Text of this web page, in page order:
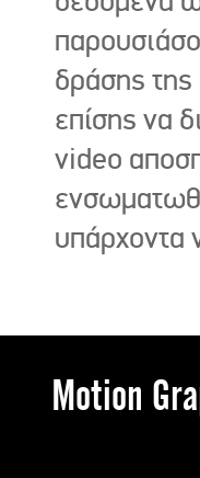
δράσης
επίσης να
video
υπάρχοντα
Motion